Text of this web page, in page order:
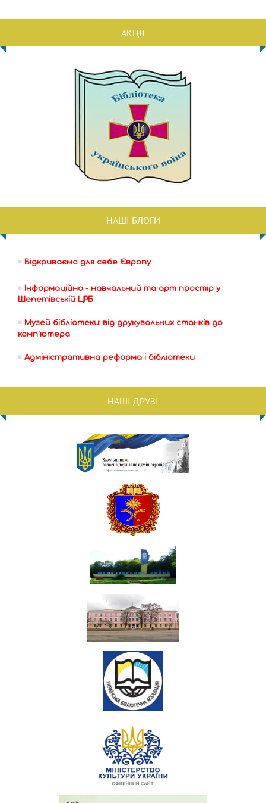
АКЦІЇ
НАШІ БЛОГИ
Відкриваємо для себе Європу
Інформаційно - навчальний та арт простір у
Шепетівській ЦРБ
Музей бібліотеки: від друкувальних станків до
комп'ютера
Адміністративна реформа і бібліотеки
НАШІ ДРУЗІ